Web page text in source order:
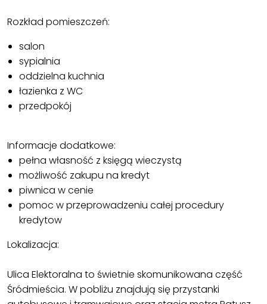
Rozkład pomieszczeń:
salon
sypialnia
oddzielna kuchnia
łazienka z WC
przedpokój
Informacje dodatkowe:
pełna własność z księgą wieczystą
możliwość zakupu na kredyt
piwnica w cenie
pomoc w przeprowadzeniu całej procedury
kredytow
Lokalizacja:
Ulica Elektoralna to świetnie skomunikowana część
Śródmieścia. W pobliżu znajdują się przystanki